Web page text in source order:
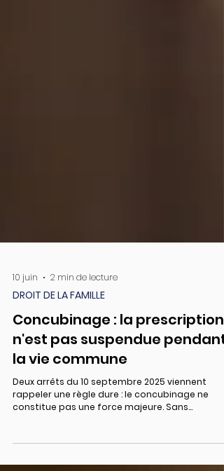
10 juin 2 min de lecture
DROIT DE LA FAMILLE
Concubinage : la prescription
n'est pas suspendue pendant
la vie commune
Deux arrêts du 10 septembre 2025 viennent
rappeler une règle dure : le concubinage ne
toujours ensemble. Concubinage : la